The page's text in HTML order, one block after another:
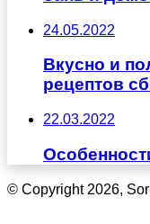
24.05.2022
Вкусно и
рецептов
22.03.2022
© Copyright 2026,